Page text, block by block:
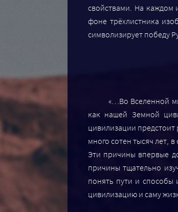
свойствами. На каждом
фоне трёхлистника
символизирует победу
«…Во Вселенной
как нашей Земной
цивилизации
много сотен тысяч лет,
Эти причины впервые
причины тщательно
понять пути и способы
цивилизацию и саму